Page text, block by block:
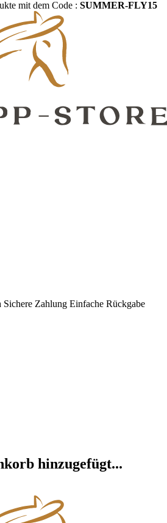
mit dem Code : SUMMER-FLY15
Sichere Zahlung Einfache Rückgabe
hinzugefügt...